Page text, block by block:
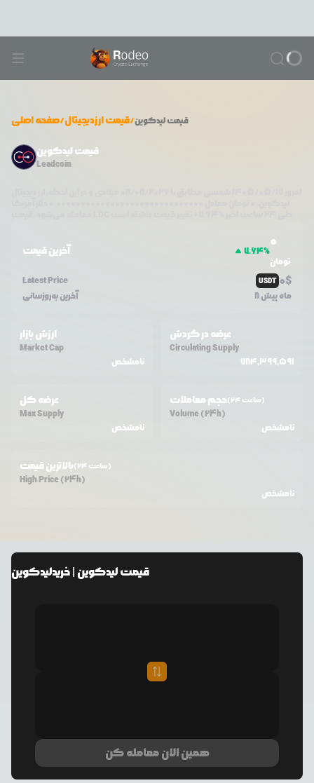
صفحه اصلی/قیمت ارزدیجیتال/ قیمتلیدکوین
قیمت لیدکوین
Leadcoin
آخرین قیمت 7.64%
0
تومان
Latest Price
USDT 0$
آخرین به‌روزسانی 8 ماه پیش
ارزش بازار
Market Cap
نامشخص
عرضه در گردش
Circulating Supply
784,399,591
عرضه کل
Max Supply
نامشخص
حجم معاملات (24 ساعت)
Volume (24h)
نامشخص
بالاترین قیمت (24 ساعت)
High Price (24h)
نامشخص
قیمتلیدکوین | خریدلیدکوین
همین الان معامله کن